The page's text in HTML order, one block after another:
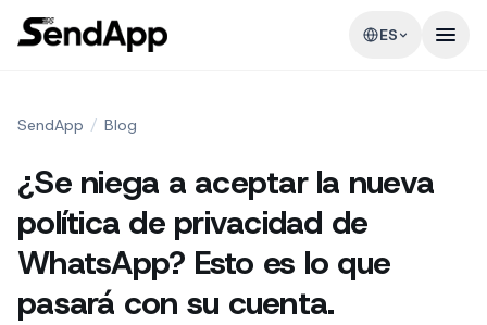
ES
SendApp / Blog
¿Se niega a aceptar la nueva
política de privacidad de
WhatsApp? Esto es lo que
pasará con su cuenta.